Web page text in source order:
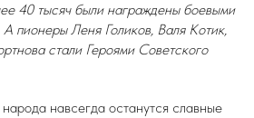
40 тысяч были награждены боевыми
пионеры Леня Голиков, Валя Котик,
стали Героями Советского
навсегда останутся славные